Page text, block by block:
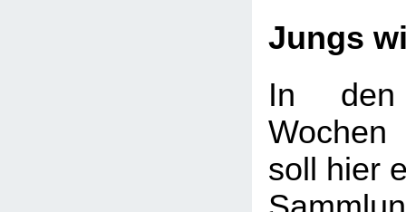
Jungs
In den
soll hier